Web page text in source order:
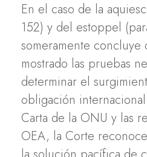
En el caso de la
152) y del estoppel
someramente concluye
mostrado las pruebas
determinar el
obligación
Carta de la ONU y las
OEA, la Corte